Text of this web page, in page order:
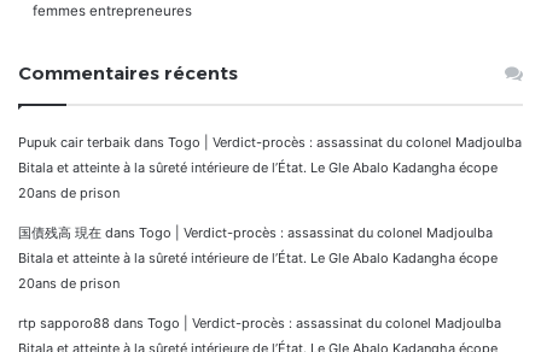
femmes entrepreneures
Commentaires récents
Pupuk cair terbaik dans Togo | Verdict-procès : assassinat du colonel Madjoulba
Bitala et atteinte à la sûreté intérieure de l’État. Le Gle Abalo Kadangha écope
20ans de prison
国債残高 現在 dans Togo | Verdict-procès : assassinat du colonel Madjoulba
Bitala et atteinte à la sûreté intérieure de l’État. Le Gle Abalo Kadangha écope
20ans de prison
rtp sapporo88 dans Togo | Verdict-procès : assassinat du colonel Madjoulba
Bitala et atteinte à la sûreté intérieure de l’État. Le Gle Abalo Kadangha écope